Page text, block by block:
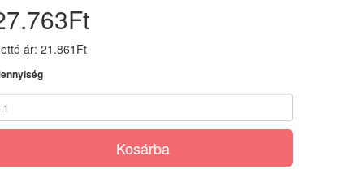
ár: 21.861Ft
Kosárba